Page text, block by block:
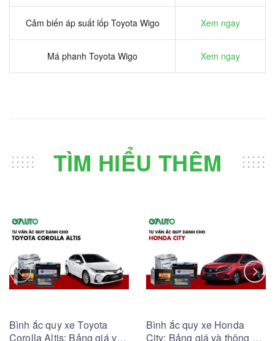
Cảm biến áp suất lốp Toyota Wigo Xem ngay
Má phanh Toyota Wigo Xem ngay
TÌM HIỂU THÊM
Bình ắc quy xe Toyota
Corolla Altis: Bảng giá và
Bình ắc quy xe Honda
City: Bảng giá và thông số